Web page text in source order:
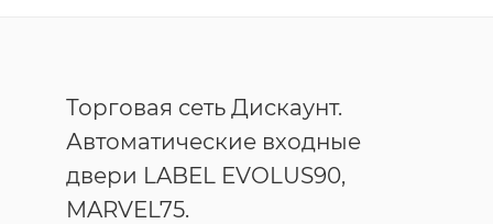
Торговая сеть Дискаунт.
Автоматические входные
двери LABEL EVOLUS90,
MARVEL75.